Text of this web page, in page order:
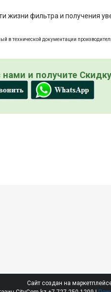
жизни фильтра и получения
в технической документации
и получите
Сайт создан на